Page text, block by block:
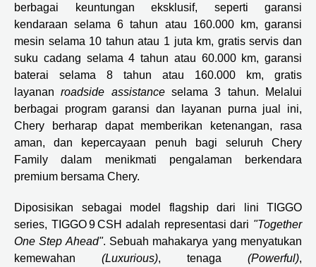
berbagai keuntungan eksklusif, seperti garansi
kendaraan selama 6 tahun atau 160.000 km, garansi
mesin selama 10 tahun atau 1 juta km, gratis servis dan
suku cadang selama 4 tahun atau 60.000 km, garansi
baterai selama 8 tahun atau 160.000 km, gratis
layananroadside assistanceselama 3 tahun. Melalui
berbagai program garansi dan layanan purna jual ini,
Chery berharap dapat memberikan ketenangan, rasa
aman, dan kepercayaan penuh bagi seluruh Chery
Family dalam menikmati pengalaman berkendara
premium bersama Chery.
Diposisikan sebagai model flagship dari lini TIGGO
series, TIGGO 9 CSH adalah representasi dari "Together
One Step Ahead". Sebuah mahakarya yang menyatukan
kemewahan (Luxurious), tenaga (Powerful),